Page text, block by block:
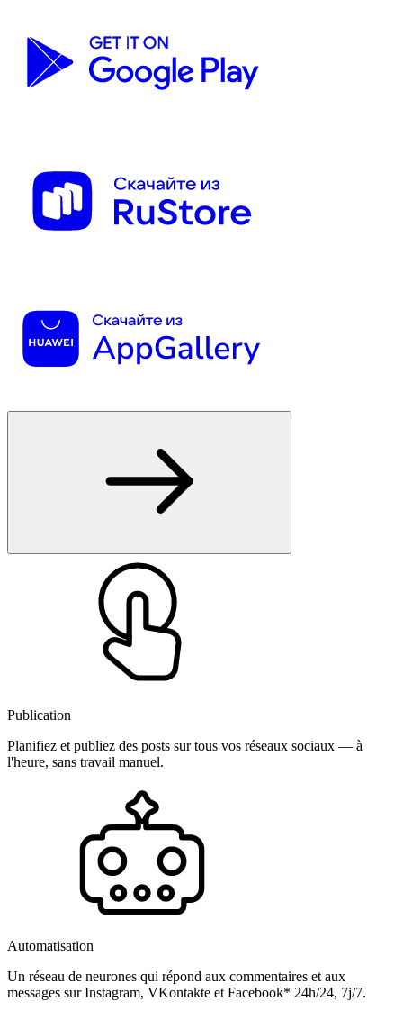
Publication
Planifiez et publiez des posts sur tous vos réseaux sociaux — à
l'heure, sans travail manuel.
Automatisation
Un réseau de neurones qui répond aux commentaires et aux
messages sur Instagram, VKontakte et Facebook* 24h/24, 7j/7.